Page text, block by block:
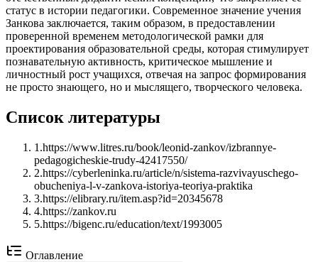
статус в истории педагогики. Современное значение учения
Занкова заключается, таким образом, в предоставлении
проверенной временем методологической рамки для
проектирования образовательной среды, которая стимулирует
познавательную активность, критическое мышление и
личностный рост учащихся, отвечая на запрос формирования
не просто знающего, но и мыслящего, творческого человека.
Список литературы
1 .https://www.litres.ru/book/leonid-zankov/izbrannye-
pedagogicheskie-trudy-42417550/
2.https://cyberleninka.ru/article/n/sistema-razvivayuschego-
obucheniya-l-v-zankova-istoriya-teoriya-praktika
3.https://elibrary.ru/item.asp?id=20345678
4.https://zankov.ru
5.https://bigenc.ru/education/text/1993005
Оглавление